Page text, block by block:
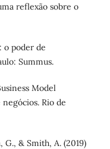
reflexão sobre o
o poder de
Summus.
Model
Rio de
G., & Smith, A. (2019)